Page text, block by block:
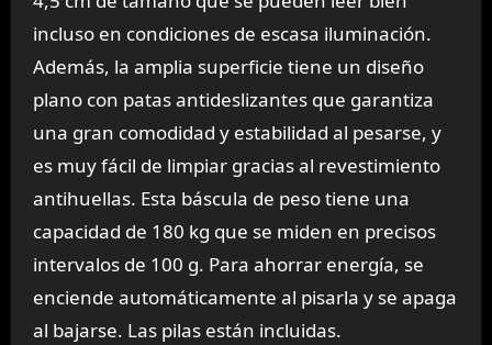
incluso en condiciones de escasa iluminación.
Además, la amplia superficie tiene un diseño
plano con patas antideslizantes que garantiza
una gran comodidad y estabilidad al pesarse, y
es muy fácil de limpiar gracias al revestimiento
antihuellas. Esta báscula de peso tiene una
capacidad de 180 kg que se miden en precisos
intervalos de 100 g. Para ahorrar energía, se
enciende automáticamente al pisarla y se apaga
al bajarse. Las pilas están incluidas.